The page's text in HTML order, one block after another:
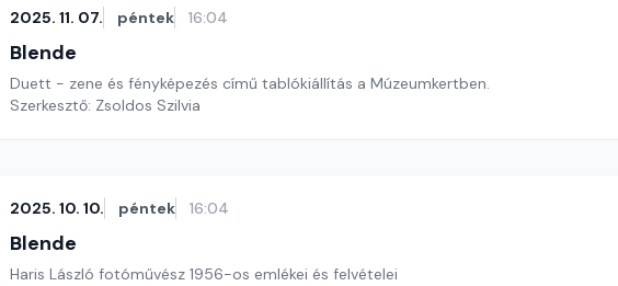
2025. 11. 07. péntek 16:04
Blende
Duett - zene és fényképezés című tablókiállítás a Múzeumkertben.
Szerkesztő: Zsoldos Szilvia
2025. 10. 10. péntek 16:04
Blende
Haris László fotóművész 1956-os emlékei és felvételei